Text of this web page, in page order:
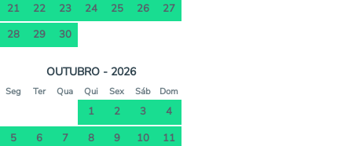
21
22 23 24 25 26
27
28
29 30
OUTUBRO - 2026
Seg Ter Qua Qui Sex Sáb Dom
1 2 3
4
5
6 7 8 9 10
11